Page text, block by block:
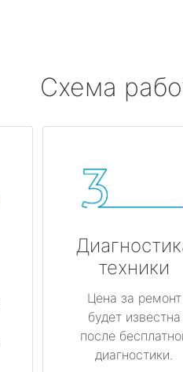
Схема
техники
Цена за ремонт
будет известна
после
диагностики.